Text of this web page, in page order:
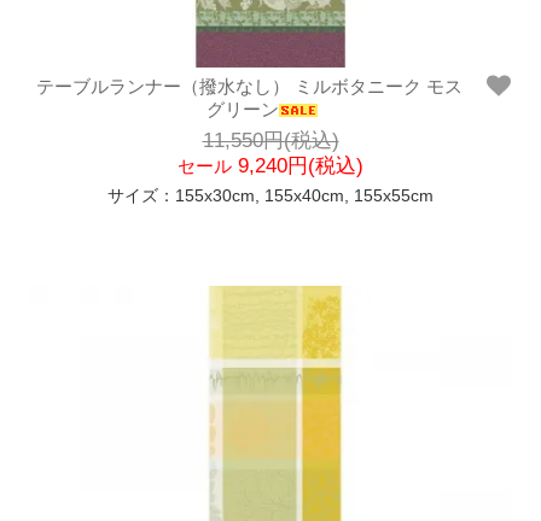
テーブルランナー（撥水なし） ミルボタニーク モス
グリーン
11,550円(税込)
セール 9,240円(税込)
サイズ：155x30cm, 155x40cm, 155x55cm